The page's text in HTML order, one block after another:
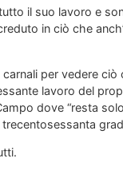
il suo lavoro e
in ciò che
per vedere ciò
lavoro del
dove “resta